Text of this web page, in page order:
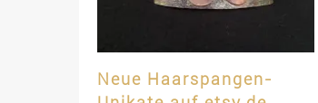
Neue Haarspangen-